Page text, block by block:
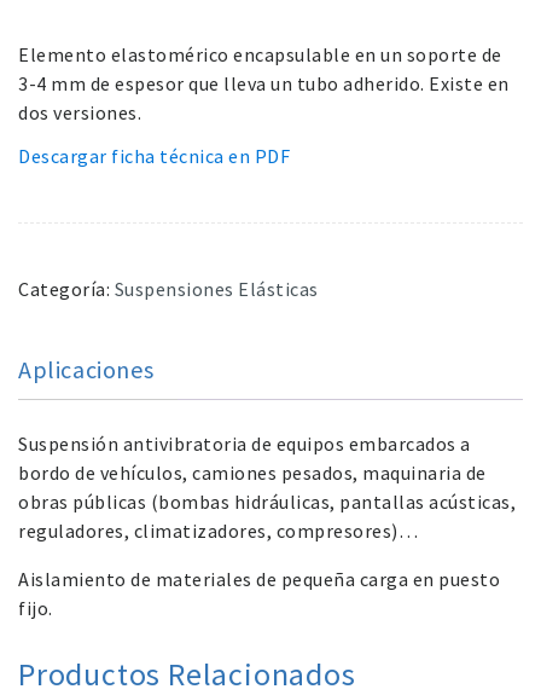
Elemento elastomérico encapsulable en un soporte de
3-4 mm de espesor que lleva un tubo adherido. Existe en
dos versiones.
Descargar ficha técnica en PDF
Categoría: Suspensiones Elásticas
Aplicaciones
Suspensión antivibratoria de equipos embarcados a
bordo de vehículos, camiones pesados, maquinaria de
obras públicas (bombas hidráulicas, pantallas acústicas,
reguladores, climatizadores, compresores)…
Aislamiento de materiales de pequeña carga en puesto
fijo.
Productos Relacionados